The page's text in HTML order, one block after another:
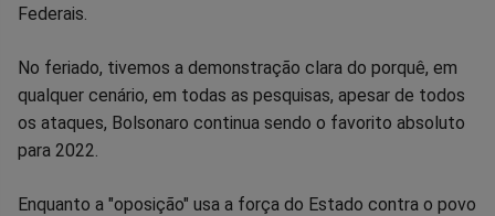
Federais.
No feriado, tivemos a demonstração clara do porquê, em
qualquer cenário, em todas as pesquisas, apesar de todos
os ataques, Bolsonaro continua sendo o favorito absoluto
para 2022.
Enquanto a "oposição" usa a força do Estado contra o povo